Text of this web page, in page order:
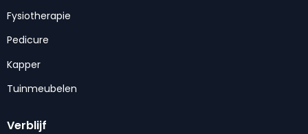
Fysiotherapie
Pedicure
Kapper
Tuinmeubelen
Verblijf